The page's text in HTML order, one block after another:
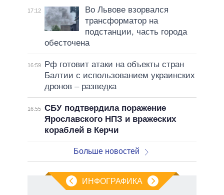
17:12
Во Львове взорвался
трансформатор на
подстанции, часть города
обесточена
16:59
Рф готовит атаки на объекты стран
Балтии с использованием украинских
дронов – разведка
16:55 СБУ подтвердила поражение
Ярославского НПЗ и вражеских
кораблей в Керчи
Больше новостей
ИНФОГРАФИКА